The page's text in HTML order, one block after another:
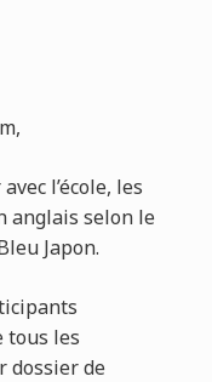
l’école, les
anglais selon le
Japon.
tous les
dossier de